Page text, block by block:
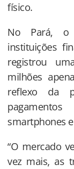
físico.
No Pará, o
instituições
registrou
milhões
reflexo da
smartphones
“O mercado
vez mais, as